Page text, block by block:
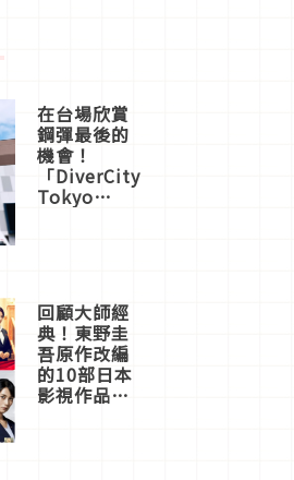
在台場欣賞
鋼彈最後的
機會！
「DiverCity
Tokyo
體驗
回顧大師經
典！東野圭
吾原作改編
的10部日本
影視作品推